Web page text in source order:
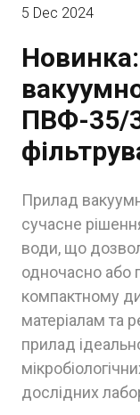
5 Dec 2024
ПВФ-35/
Прилад
сучасне
води, що
одночасно або
компактному
матеріалам та
прилад
дослідних